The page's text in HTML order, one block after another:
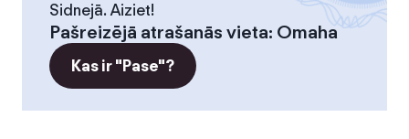
Sidnejā. Aiziet!
Pašreizējā atrašanās vieta: Omaha
Kas ir "Pase"?